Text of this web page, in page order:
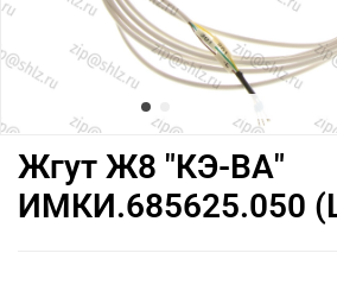
Жгут Ж8 "КЭ-ВА"
ИМКИ.685625.050